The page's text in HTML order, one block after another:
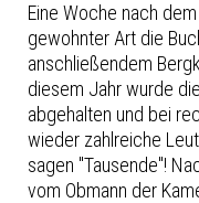
Eine Woche nach
gewohnter Art die
anschließendem
diesem Jahr wurde
abgehalten und bei
wieder zahlreiche
sagen "Tausende"!
vom Obmann der